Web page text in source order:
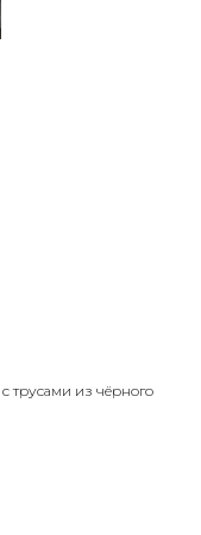
трусами из чёрного